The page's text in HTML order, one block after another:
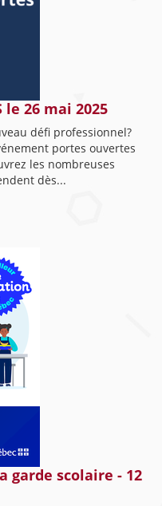
le 26 mai 2025
défi professionnel?
portes ouvertes
les nombreuses
dès...
garde scolaire - 12